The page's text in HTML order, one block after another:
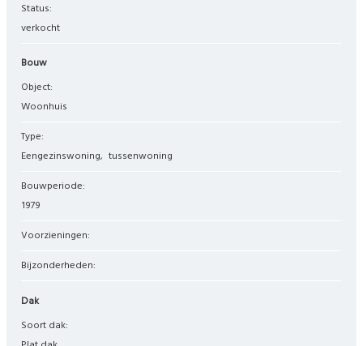
Status:
verkocht
Bouw
Object:
woonhuis
Type:
eengezinswoning tussenwoning
Bouwperiode:
1979
Voorzieningen:
Bijzonderheden:
Dak
Soort dak: